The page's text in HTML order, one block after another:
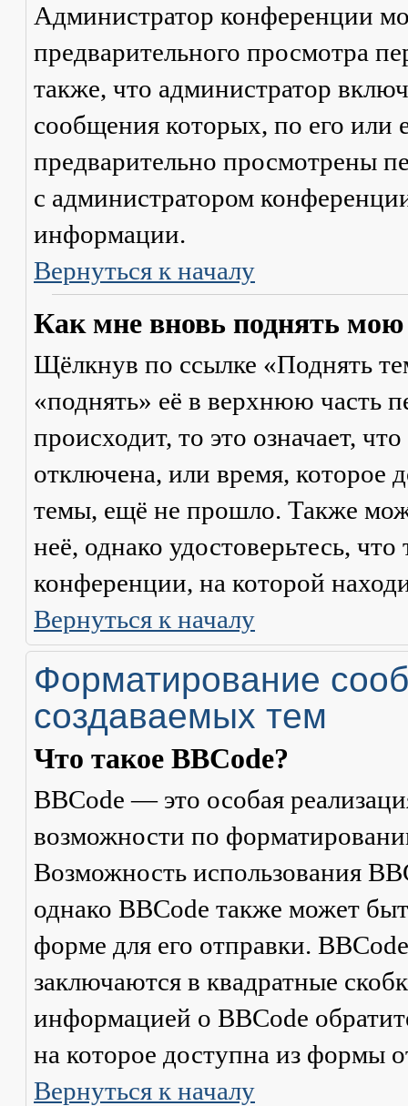
Администратор конференции
предварительного просмотра
также, что администратор
сообщения которых, по его
предварительно просмотрены
с администратором
информации.
Вернуться к началу
Как мне вновь поднять мою
Щёлкнув по ссылке «Поднять
«поднять» её в верхнюю часть
происходит, то это означает,
отключена, или время, которое
темы, ещё не прошло. Также
неё, однако удостоверьтесь,
конференции, на которой
Вернуться к началу
Форматирование
создаваемых тем
Что такое BBCode?
BBCode — это особая
возможности по
Возможность использования
однако BBCode также может
форме для его отправки.
заключаются в квадратные
информацией о BBCode
на которое доступна из формы
Вернуться к началу